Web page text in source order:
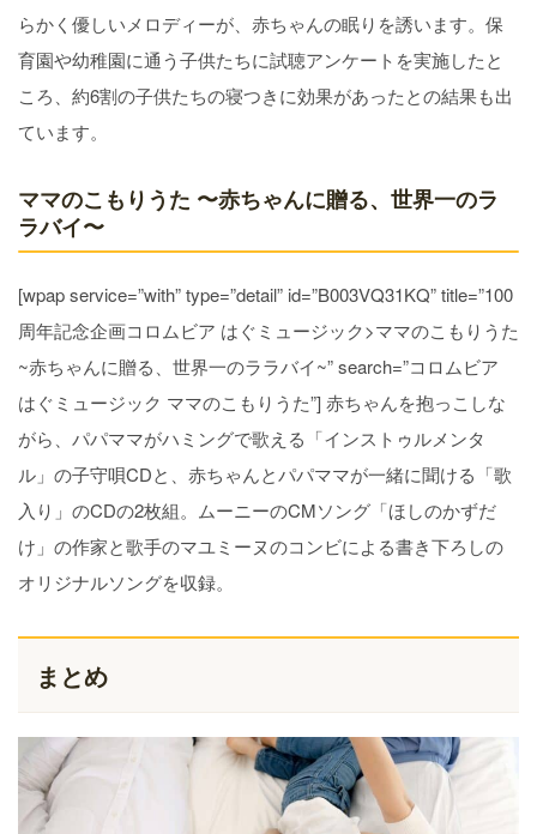
らかく優しいメロディーが、赤ちゃんの眠りを誘います。保
育園や幼稚園に通う子供たちに試聴アンケートを実施したと
ころ、約6割の子供たちの寝つきに効果があったとの結果も出
ています。
ママのこもりうた 〜赤ちゃんに贈る、世界一のラ
ラバイ〜
[wpap service=”with” type=”detail” id=”B003VQ31KQ” title=”100
周年記念企画コロムビア はぐミュージック>ママのこもりうた
~赤ちゃんに贈る、世界一のララバイ~” search=”コロムビア
はぐミュージック ママのこもりうた”] 赤ちゃんを抱っこしな
がら、パパママがハミングで歌える「インストゥルメンタ
ル」の子守唄CDと、赤ちゃんとパパママが一緒に聞ける「歌
入り」のCDの2枚組。ムーニーのCMソング「ほしのかずだ
け」の作家と歌手のマユミーヌのコンビによる書き下ろしの
オリジナルソングを収録。
まとめ